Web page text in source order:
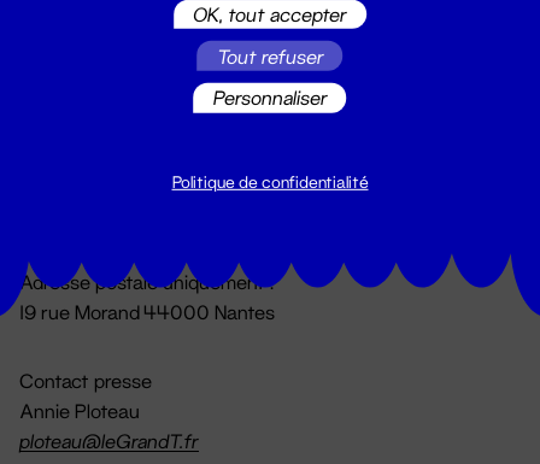
Du lundi au vendredi 14h → 18h
Adresse postale uniquement :
19 rue Morand 44000 Nantes
Contact presse
Annie Ploteau
ploteau@leGrandT.fr
OK, tout accepter
Tout refuser
Personnaliser
Politique de confidentialité